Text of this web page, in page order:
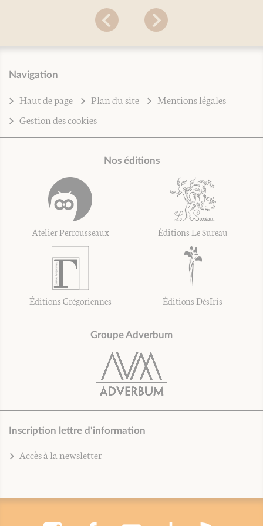
Navigation
Haut de page Plan du site
Mentions légales
Gestion des cookies
Nos éditions
Atelier Perrousseaux Éditions Le Sureau
Éditions Grégoriennes Éditions DésIris
Groupe Adverbum
Inscription lettre d'information
Accès à la newsletter